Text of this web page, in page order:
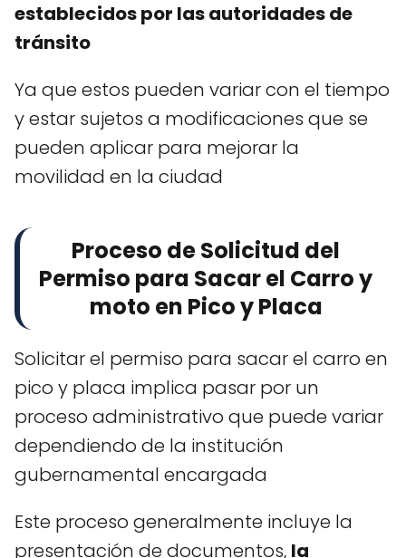
establecidos por las autoridades de
tránsito
Ya que estos pueden variar con el tiempo
y estar sujetos a modificaciones que se
pueden aplicar para mejorar la
movilidad en la ciudad
Proceso de Solicitud del
Permiso para Sacar el Carro y
moto en Pico y Placa
Solicitar el permiso para sacar el carro en
pico y placa implica pasar por un
proceso administrativo que puede variar
dependiendo de la institución
gubernamental encargada
Este proceso generalmente incluye la
presentación de documentos, la